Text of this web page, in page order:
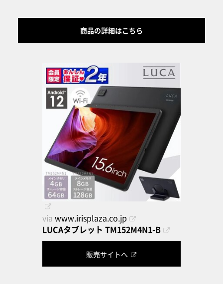
商品の詳細はこちら
via www.irisplaza.co.jp
LUCAタブレット TM152M4N1-B
販売サイトへ